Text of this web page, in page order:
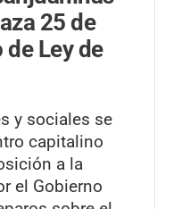
25 de
Ley de
y sociales se
capitalino
a la
el Gobierno